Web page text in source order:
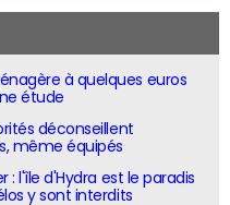
à quelques euros
étude
déconseillent
même équipés
: l'île d'Hydra est le paradis
y sont interdits